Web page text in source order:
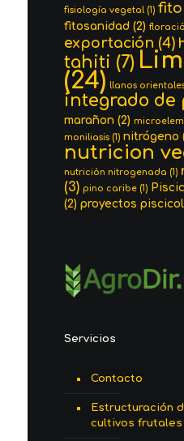
fisiología vegetal(1)
fitosanidad (2)
exportación (4)
tahiti (7)
(24) llanos
integrado de
marañon (2)
moniliasis(1) nitrógeno
nutricion
nutrición nitrogenada (1)
(3) pino caribe(1)
(2) proyectos
Servicios
Contacto
Estructuración
cultivos frutales